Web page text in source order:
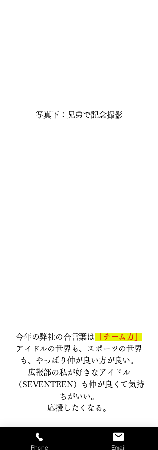
写真下：兄弟で記念撮影
今年の弊社の合言葉は 「チーム力」
アイドルの世界も、スポーツの世界
も、やっぱり仲が良い方が良い。
広報部の私が好きなアイドル
（SEVENTEEN）も仲が良くて気持
ちがいい。
応援したくなる。
私たちは人数が多いからこそ、小さ
な輪が少しずつ、少しずつ大きくな
Phone Email